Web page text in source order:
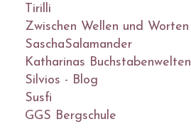
Tirilli
Zwischen Wellen und Worten
SaschaSalamander
Katharinas Buchstabenwelten
Silvios - Blog
Susfi
GGS Bergschule